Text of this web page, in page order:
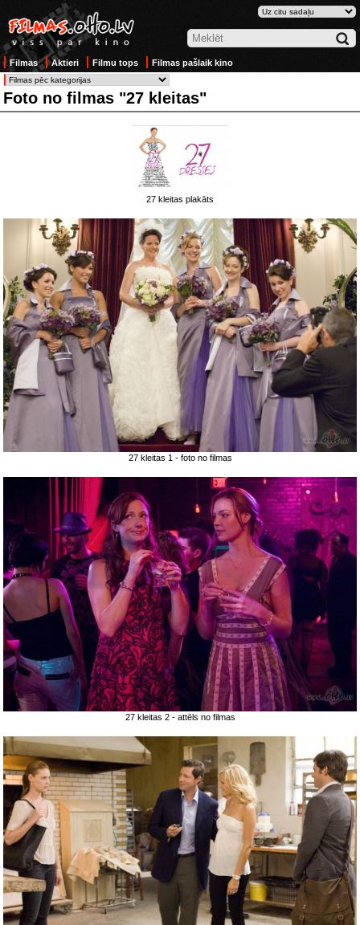
Filmas Aktieri Filmu tops Filmas pašlaik kino
Foto no filmas "27 kleitas"
27 kleitas plakāts
27 kleitas 1 - foto no filmas
27 kleitas 2 - attēls no filmas